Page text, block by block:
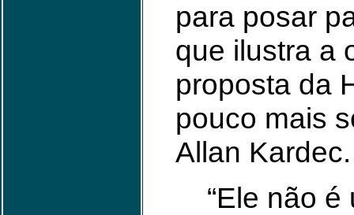
para posar
que ilustra a
proposta da
pouco mais
Allan Kardec.
“Ele não